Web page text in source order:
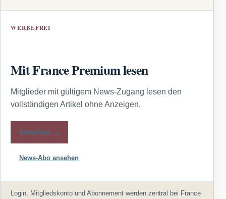
WERBEFREI
Mit France Premium lesen
Mitglieder mit gültigem News-Zugang lesen den
vollständigen Artikel ohne Anzeigen.
Anmelden →
News-Abo ansehen
Login, Mitgliedskonto und Abonnement werden zentral bei France